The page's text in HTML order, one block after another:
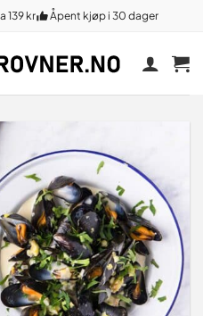
139 kr Åpent kjøp i 30 dager